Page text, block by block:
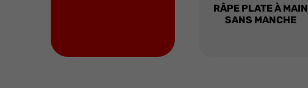
RÂPE PLATE À MAIN
SANS MANCHE